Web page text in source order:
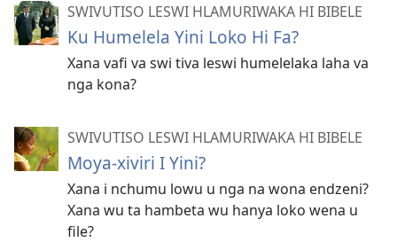
SWIVUTISO LESWI HLAMURIWAKA HI BIBELE
Ku Humelela Yini Loko Hi Fa?
Xana vafi va swi tiva leswi humelelaka laha va
nga kona?
SWIVUTISO LESWI HLAMURIWAKA HI BIBELE
Moya-xiviri I Yini?
Xana i nchumu lowu u nga na wona endzeni?
Xana wu ta hambeta wu hanya loko wena u
file?